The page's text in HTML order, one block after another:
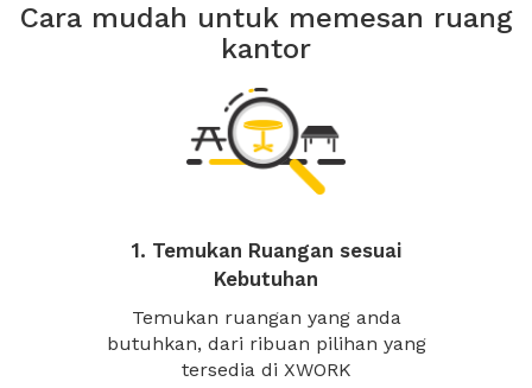
Cara mudah untuk memesan ruang
kantor
1. Temukan Ruangan sesuai
Kebutuhan
Temukan ruangan yang anda
butuhkan, dari ribuan pilihan yang
tersedia di XWORK